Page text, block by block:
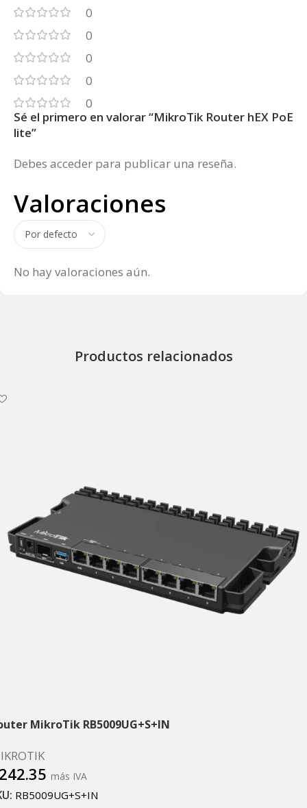
0
0
0
0
0
Valoraciones
No hay valoraciones aún.
Sé el primero en valorar “MikroTik Router hEX PoE
lite”
Debes acceder para publicar una reseña.
Productos relacionados
MikroTik RB5009UG+S+IN
más IVA
RB5009UG+S+IN